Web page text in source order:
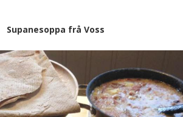
Supanesoppa frå Voss